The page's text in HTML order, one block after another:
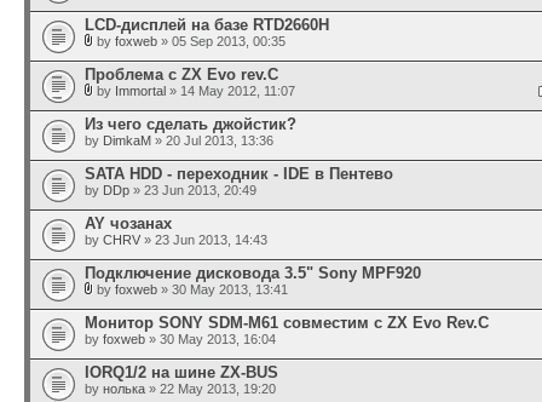
LCD-дисплей на базе RTD2660H
by foxweb » 05 Sep 2013, 00:35
Проблема с ZX Evo rev.C
by Immortal » 14 May 2012, 11:07
Из чего сделать джойстик?
by DimkaM » 20 Jul 2013, 13:36
SATA HDD - переходник - IDE в Пентево
by DDp » 23 Jun 2013, 20:49
AY чозанах
by CHRV » 23 Jun 2013, 14:43
Подключение дисковода 3.5" Sony MPF920
by foxweb » 30 May 2013, 13:41
Монитор SONY SDM-M61 совместим с ZX Evo Rev.C
by foxweb » 30 May 2013, 16:04
IORQ1/2 на шине ZX-BUS
by нолька » 22 May 2013, 19:20